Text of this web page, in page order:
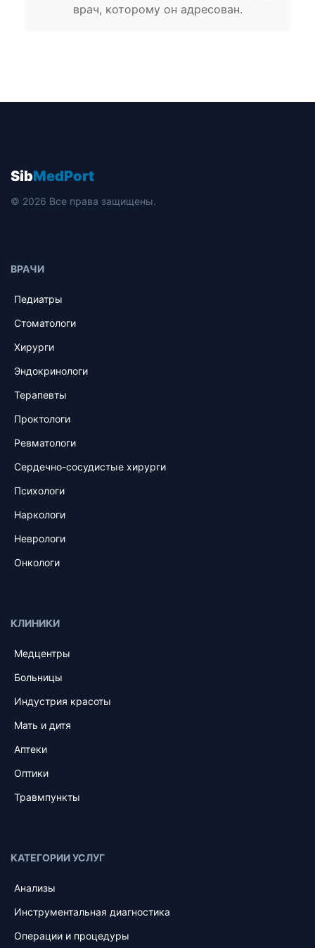
врач, которому он адресован.
SibMedPort
© 2026 Все права защищены.
ВРАЧИ
Педиатры
Стоматологи
Хирурги
Эндокринологи
Терапевты
Проктологи
Ревматологи
Сердечно-сосудистые хирурги
Психологи
Наркологи
Неврологи
Онкологи
КЛИНИКИ
Медцентры
Больницы
Индустрия красоты
Мать и дитя
Аптеки
Оптики
Травмпункты
КАТЕГОРИИ УСЛУГ
Анализы
Инструментальная диагностика
Операции и процедуры